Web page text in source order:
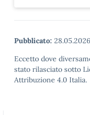
Pubblicato: 28.05.2026
Eccetto dove
stato rilasciato sotto
Attribuzione 4.0 Italia.